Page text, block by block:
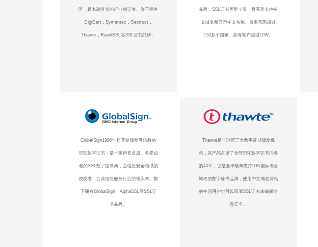
区，是名副其实的行业领导者。旗下拥有
DigiCert，Symantec，Geotrust，
Thawte，RapidSSL等SSL证书品牌。
品牌，SSL证书类型丰富，且完美支持中
文域名和显示中文名称。服务范围超过
150多个国家，拥有客户超过10W。
GlobalSign1996年起开始颁发可信赖的
SSL数字证书，是一家声誉卓越、备受信
赖的SSL数字提供商，是信息安全领域的
佼佼者、公众信任服务行业的领头羊。旗
下拥有GlobalSign、AlphaSSL等SSL证
书品牌。
Thawte是全球第三大数字证书颁发机
构，其产品占据了全球SSL数字证书市场
的40％，它是全球最早支持IDN国际语言
域名的数字证书品牌，使用中文域名网站
的中国用户也可以部署SSL证书来确保信
息安全。